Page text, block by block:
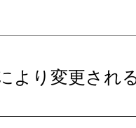
より変更され